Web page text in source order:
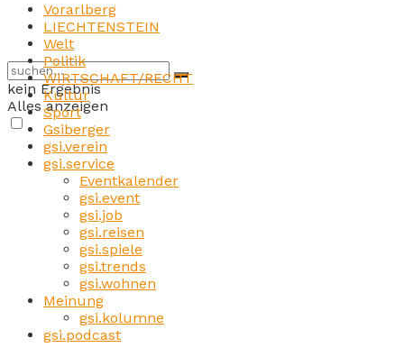
kein Ergebnis
Alles anzeigen
Vorarlberg
LIECHTENSTEIN
Welt
Politik
WIRTSCHAFT/RECHT
Kultur
Sport
Gsiberger
gsi.verein
gsi.service
Eventkalender
gsi.event
gsi.job
gsi.reisen
gsi.spiele
gsi.trends
gsi.wohnen
Meinung
gsi.kolumne
gsi.podcast